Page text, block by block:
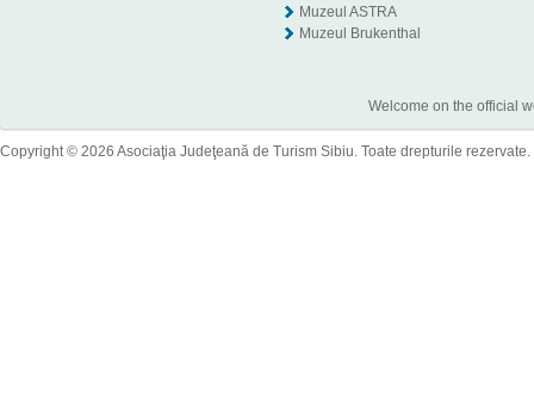
Muzeul ASTRA
Muzeul Brukenthal
Welcome on the official
Copyright © 2026 Asociaţia Judeţeană de Turism Sibiu. Toate drepturile rezervate.